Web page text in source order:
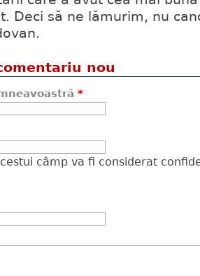
Deci să ne lămurim, nu
nou
*
câmp va fi considerat